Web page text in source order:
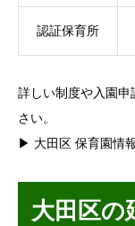
認証保育所
詳しい制度や入園
さい。
▶ 大田区 保育園情
大田区の